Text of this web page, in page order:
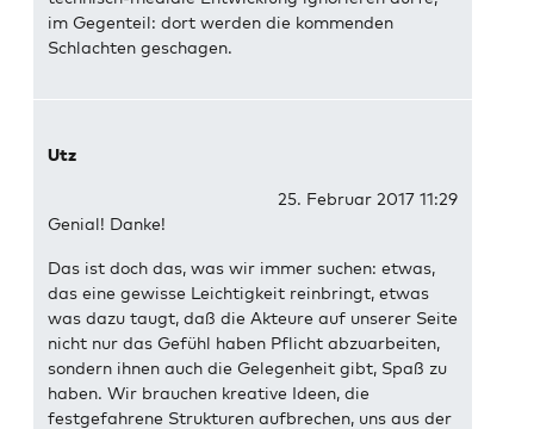
im Gegenteil: dort werden die kommenden
Schlachten geschagen.
Utz
25. Februar 2017 11:29
Genial! Danke!
Das ist doch das, was wir immer suchen: etwas,
das eine gewisse Leichtigkeit reinbringt, etwas
was dazu taugt, daß die Akteure auf unserer Seite
nicht nur das Gefühl haben Pflicht abzuarbeiten,
sondern ihnen auch die Gelegenheit gibt, Spaß zu
haben. Wir brauchen kreative Ideen, die
festgefahrene Strukturen aufbrechen, uns aus der